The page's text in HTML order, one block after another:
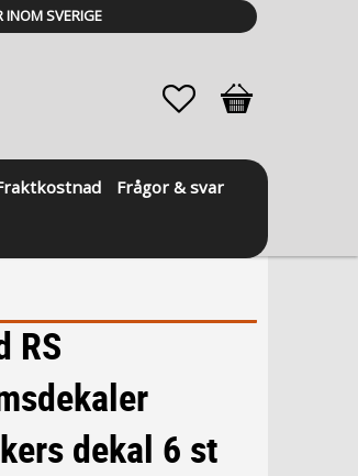
INOM SVERIGE
Frågor & svar
Favoriter
Kundvagn
RS
dekal 6 st